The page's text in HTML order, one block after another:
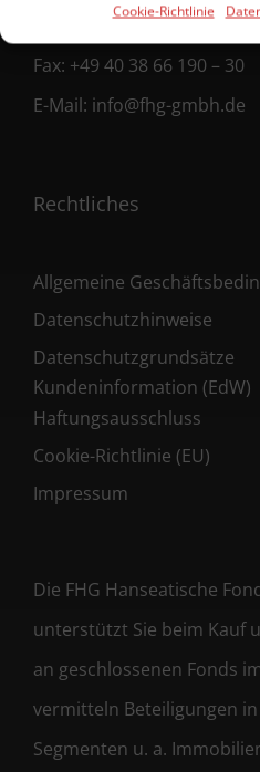
Cookie-Richtlinie
+49 40 38 66 190 – 0
Fax: +49 40 38 66 190 – 30
E-Mail: info@fhg-gmbh.de
Rechtliches
Allgemeine
Datenschutzhinweise
Datenschutzgrundsätze
Kundeninformation (EdW)
Haftungsausschluss
Cookie-Richtlinie (EU)
Impressum
Die FHG Hanseatische
unterstützt Sie beim Kauf
an geschlossenen Fonds
vermitteln Beteiligungen
Segmenten u. a.